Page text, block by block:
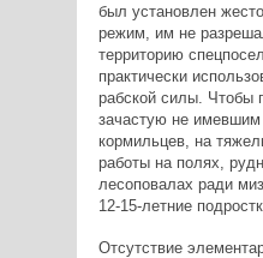
был установлен
режим, им не
территорию
практически
рабской силы. Чтобы
зачастую не
кормильцев, на
работы на полях,
лесоповалах ради
12-15-летние
Отсутствие